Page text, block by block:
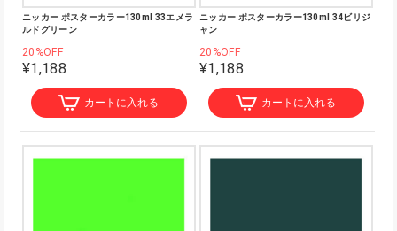
ニッカー ポスターカラー130ml 33エメラ
ルドグリーン
20%OFF
¥1,188
カートに入れる
ニッカー ポスターカラー130ml 34ビリジ
ャン
20%OFF
¥1,188
カートに入れる